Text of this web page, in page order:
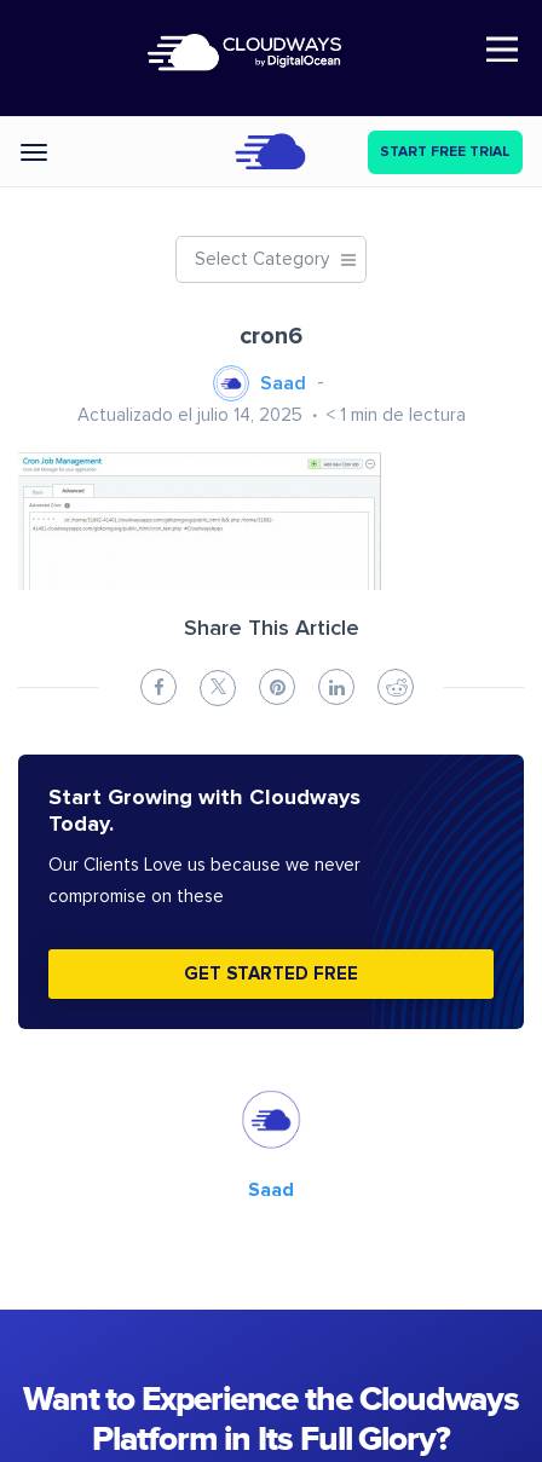
Open Nav
Categories START FREE TRIAL
Select Category
cron6
Saad
Actualizado el julio 14, 2025 < 1 min de lectura
Share This Article
Start Growing with Cloudways
Today.
Our Clients Love us because we never
compromise on these
GET STARTED FREE
Saad
Want to Experience the Cloudways
Platform in Its Full Glory?